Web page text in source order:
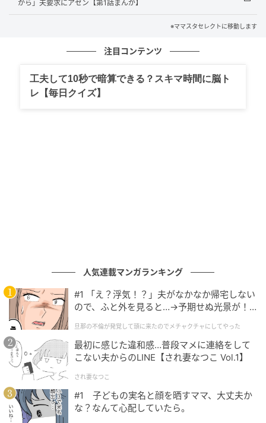
出典：select.mamastar.jp
から」夫要求にアゼン【第1話まんが】
※ママスタセレクトに移動します
注目コンテンツ
工夫して10秒で暗算できる？スキマ時間に脳ト
レ【毎日クイズ】
人気連載マンガランキング
#1 「え？浮気！？」夫がなかなか帰宅しない
ので、ふと外を見ると…→予期せぬ光景が！
クチャにしてやった
旦那の不倫が発覚して頭に来たのでメチャクチャにしてやった
最初に感じた違和感…普段マメに連絡をして
こない夫からのLINE【され妻なつこ Vol.1】
され妻なつこ
#1 子どもの実名と顔を晒すママ、大丈夫か
な？なんて心配していたら。